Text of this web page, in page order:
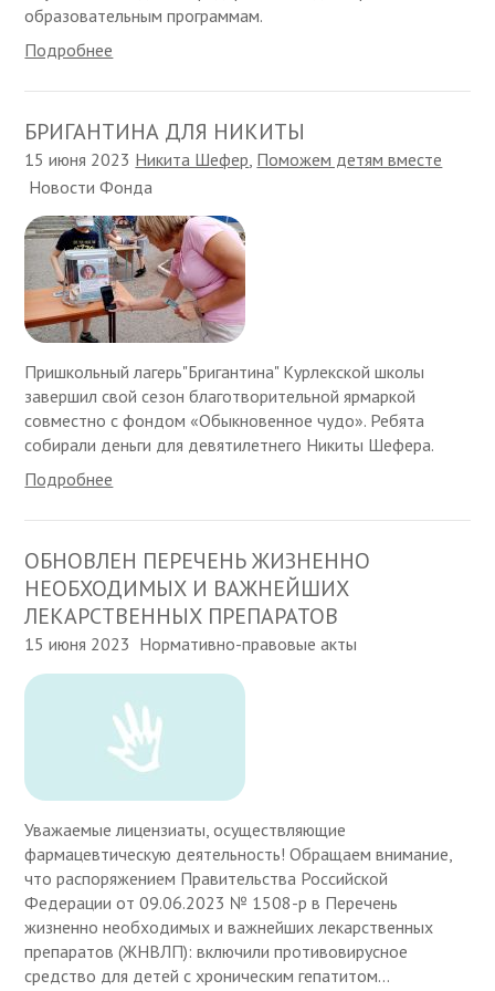
образовательным программам.
Подробнее
БРИГАНТИНА ДЛЯ НИКИТЫ
15 июня 2023 Никита Шефер Поможем детям вместе
Новости Фонда
Пришкольный лагерь"Бригантина" Курлекской школы
завершил свой сезон благотворительной ярмаркой
совместно с фондом «Обыкновенное чудо». Ребята
собирали деньги для девятилетнего Никиты Шефера.
Подробнее
ОБНОВЛЕН ПЕРЕЧЕНЬ ЖИЗНЕННО
НЕОБХОДИМЫХ И ВАЖНЕЙШИХ
ЛЕКАРСТВЕННЫХ ПРЕПАРАТОВ
15 июня 2023 Нормативно-правовые акты
Уважаемые лицензиаты, осуществляющие
фармацевтическую деятельность! Обращаем внимание,
что распоряжением Правительства Российской
Федерации от 09.06.2023 № 1508-р в Перечень
жизненно необходимых и важнейших лекарственных
препаратов (ЖНВЛП): включили противовирусное
средство для детей с хроническим гепатитом...